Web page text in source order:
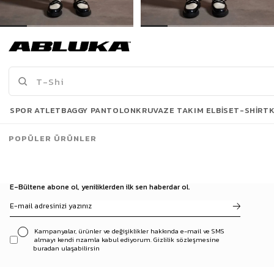
1.299,90 TL
Son Bakılanlar
E-Bültene abone ol, yeniliklerden ilk sen haberdar ol.
Kampanyalar, ürünler ve değişiklikler hakkında e-mail ve SMS
almayı kendi rızamla kabul ediyorum. Gizlilik sözleşmesine
buradan ulaşabilirsin
SPOR ATLETBAGGY PANTOLONKRUVAZE TAKIM ELBISET-SHIRT
POPÜLER ÜRÜNLER